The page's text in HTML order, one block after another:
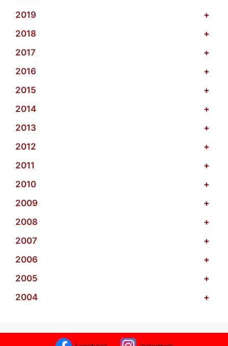
2019
+
2018
+
2017
+
2016
+
2015
+
2014
+
2013
+
2012
+
2011
+
2010
+
2009
+
2008
+
2007
+
2006
+
2005
+
2004
+